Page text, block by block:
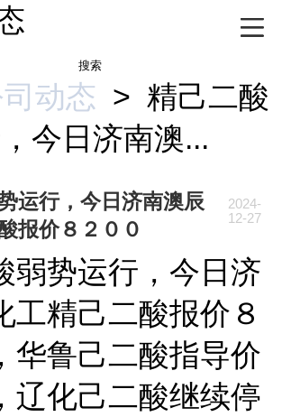
搜索
动态 > 精己二酸
今日济南澳...
运行，今日济南澳辰
报价８２００
2024-
12-27
弱势运行，今日济
工精己二酸报价８
华鲁己二酸指导价
辽化己二酸继续停